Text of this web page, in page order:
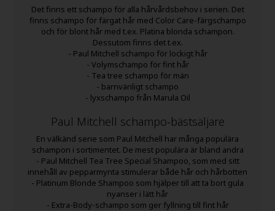
Det finns ett schampo för alla hårvårdsbehov i serien. Det
finns schampo för färgat hår med Color Care-färgschampo
och för blont hår med t.ex. Platina blonda schampon.
Dessutom finns det t.ex.
- Paul Mitchell schampo för lockigt hår
- Volymschampo för fint hår
- Tea tree schampo för män
- barnvänligt schampo
- lyxschampo från Marula Oil
Paul Mitchell schampo-bästsäljare
En välkänd serie som Paul Mitchell har många populära
schampon i sortimentet. De mest populära är bland andra
- Paul Mitchell Tea Tree Special Shampoo, som med sitt
innehåll av pepparmynta stimulerar både hår och hårbotten
- Platinum Blonde Shampoo som hjälper till att ta bort gula
nyanser i lätt hår
- Extra-Body-schampo som ger fyllning till fint hår